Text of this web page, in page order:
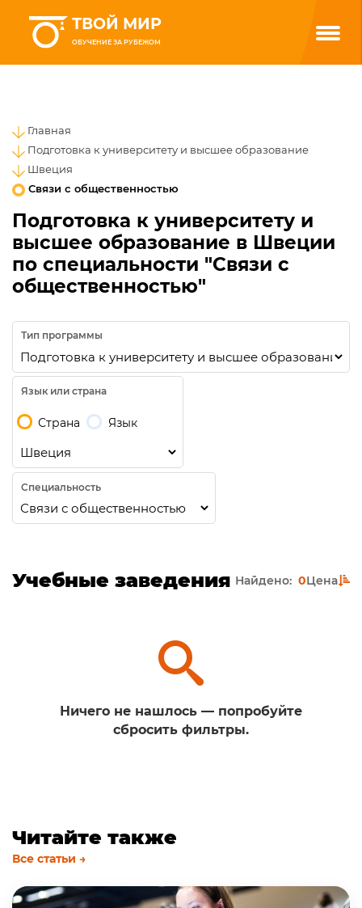
ТВОЙ МИР
ОБУЧЕНИЕ ЗА РУБЕЖОМ
Главная
Подготовка к университету и высшее образование
Швеция
Связи с общественностью
Подготовка к университету и
высшее образование в Швеции
по специальности "Связи с
общественностью"
Тип программы
Язык или страна
Страна Язык
Специальность
Учебные заведения Найдено: 0Цена
Ничего не нашлось — попробуйте
сбросить фильтры.
Читайте также
Все статьи →